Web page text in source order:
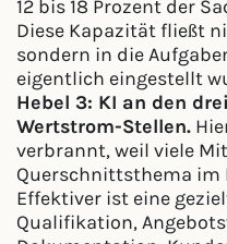
12 bis 18 Prozent der
Diese Kapazität fließt
sondern in die
eigentlich eingestellt
Hebel 3: KI an den
Wertstrom-Stellen.
verbrannt, weil viele
Querschnittsthema im
Effektiver ist eine
Qualifikation,